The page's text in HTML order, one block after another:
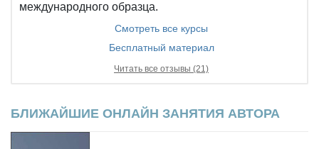
международного образца.
Смотреть все курсы
Бесплатный материал
Читать все отзывы (21)
БЛИЖАЙШИЕ ОНЛАЙН ЗАНЯТИЯ АВТОРА